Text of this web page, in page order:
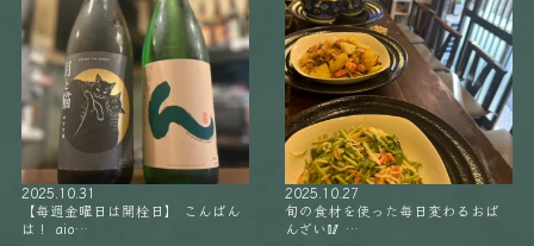
2025.10.31
【毎週金曜日は開栓日】 こんばん
は！ aio…
2025.10.27
旬の食材を使った毎日変わるおば
んざい🥢 …